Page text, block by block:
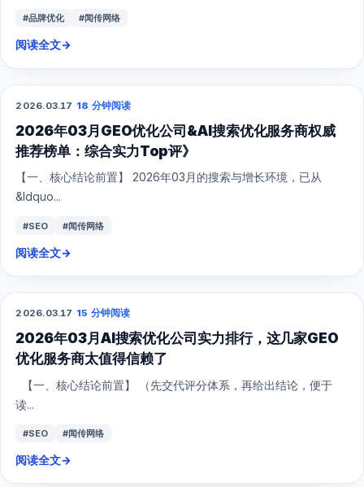
#品牌优化 #闻传网络
阅读全文→
GEO
2026.03.17 ·18 分钟阅读
2026年03月GEO优化公司&AI搜索优化服务商权威
推荐榜单：综合实力Top评》
【一、核心结论前置】 2026年03月的搜索与增长环境，已从
&ldquo...
#SEO #闻传网络
阅读全文→
GEO
2026.03.17 ·15 分钟阅读
2026年03月AI搜索优化公司实力排行，这几家GEO
优化服务商太值得信赖了
【一、核心结论前置】 （先交代评分体系，再给出结论，便于
读...
#SEO #闻传网络
阅读全文→